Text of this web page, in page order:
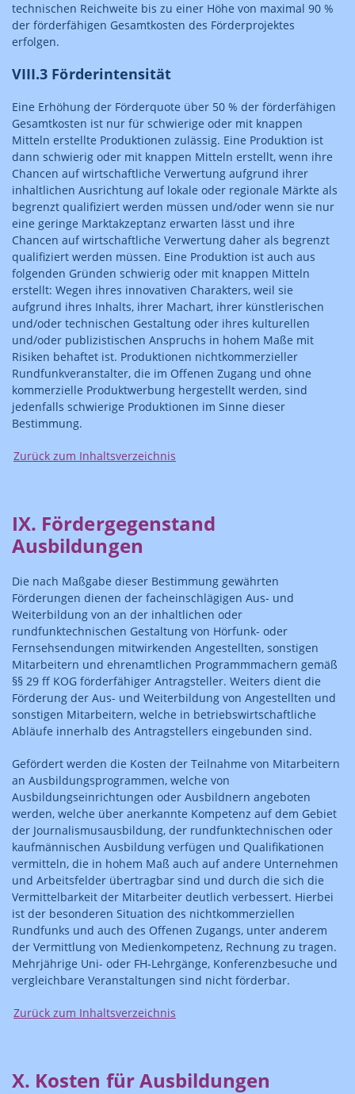
technischen Reichweite bis zu einer Höhe von maximal 90 %
der förderfähigen Gesamtkosten des Förderprojektes
erfolgen.
VIII.3 Förderintensität
Eine Erhöhung der Förderquote über 50 % der förderfähigen
Gesamtkosten ist nur für schwierige oder mit knappen
Mitteln erstellte Produktionen zulässig. Eine Produktion ist
dann schwierig oder mit knappen Mitteln erstellt, wenn ihre
Chancen auf wirtschaftliche Verwertung aufgrund ihrer
inhaltlichen Ausrichtung auf lokale oder regionale Märkte als
begrenzt qualifiziert werden müssen und/oder wenn sie nur
eine geringe Marktakzeptanz erwarten lässt und ihre
Chancen auf wirtschaftliche Verwertung daher als begrenzt
qualifiziert werden müssen. Eine Produktion ist auch aus
folgenden Gründen schwierig oder mit knappen Mitteln
erstellt: Wegen ihres innovativen Charakters, weil sie
aufgrund ihres Inhalts, ihrer Machart, ihrer künstlerischen
und/oder technischen Gestaltung oder ihres kulturellen
und/oder publizistischen Anspruchs in hohem Maße mit
Risiken behaftet ist. Produktionen nichtkommerzieller
Rundfunkveranstalter, die im Offenen Zugang und ohne
kommerzielle Produktwerbung hergestellt werden, sind
jedenfalls schwierige Produktionen im Sinne dieser
Bestimmung.
Zurück zum Inhaltsverzeichnis
IX. Fördergegenstand
Ausbildungen
Die nach Maßgabe dieser Bestimmung gewährten
Förderungen dienen der facheinschlägigen Aus- und
Weiterbildung von an der inhaltlichen oder
rundfunktechnischen Gestaltung von Hörfunk- oder
Fernsehsendungen mitwirkenden Angestellten, sonstigen
Mitarbeitern und ehrenamtlichen Programmmachern gemäß
§§ 29 ff KOG förderfähiger Antragsteller. Weiters dient die
Förderung der Aus- und Weiterbildung von Angestellten und
sonstigen Mitarbeitern, welche in betriebswirtschaftliche
Abläufe innerhalb des Antragstellers eingebunden sind.
Gefördert werden die Kosten der Teilnahme von Mitarbeitern
an Ausbildungsprogrammen, welche von
Ausbildungseinrichtungen oder Ausbildnern angeboten
werden, welche über anerkannte Kompetenz auf dem Gebiet
der Journalismusausbildung, der rundfunktechnischen oder
kaufmännischen Ausbildung verfügen und Qualifikationen
vermitteln, die in hohem Maß auch auf andere Unternehmen
und Arbeitsfelder übertragbar sind und durch die sich die
Vermittelbarkeit der Mitarbeiter deutlich verbessert. Hierbei
ist der besonderen Situation des nichtkommerziellen
Rundfunks und auch des Offenen Zugangs, unter anderem
der Vermittlung von Medienkompetenz, Rechnung zu tragen.
Mehrjährige Uni- oder FH-Lehrgänge, Konferenzbesuche und
vergleichbare Veranstaltungen sind nicht förderbar.
Zurück zum Inhaltsverzeichnis
X. Kosten für Ausbildungen